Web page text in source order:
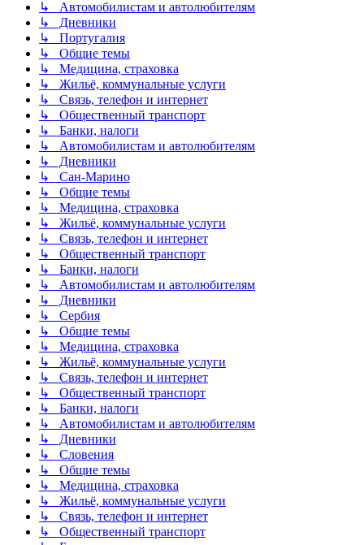
↳ Автомобилистам и автолюбителям
↳ Дневники
↳ Португалия
↳ Общие темы
↳ Медицина, страховка
↳ Жильё, коммунальные услуги
↳ Связь, телефон и интернет
↳ Общественный транспорт
↳ Банки, налоги
↳ Автомобилистам и автолюбителям
↳ Дневники
↳ Сан-Марино
↳ Общие темы
↳ Медицина, страховка
↳ Жильё, коммунальные услуги
↳ Связь, телефон и интернет
↳ Общественный транспорт
↳ Банки, налоги
↳ Автомобилистам и автолюбителям
↳ Дневники
↳ Сербия
↳ Общие темы
↳ Медицина, страховка
↳ Жильё, коммунальные услуги
↳ Связь, телефон и интернет
↳ Общественный транспорт
↳ Банки, налоги
↳ Автомобилистам и автолюбителям
↳ Дневники
↳ Словения
↳ Общие темы
↳ Медицина, страховка
↳ Жильё, коммунальные услуги
↳ Связь, телефон и интернет
↳ Общественный транспорт